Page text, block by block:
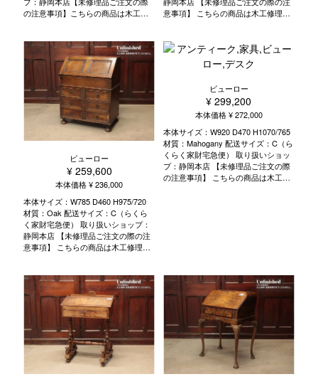
の注意事項】こちらの商品は木工修
ンティークの風合いは残し活かしな
がら、古い塗装・汚れなど下地を調
整して再塗装いたします。木工修
理・塗装修理には3から5週間程度い
ただいております。生地の張替や塗
装色の変更、また通常工程以外の特
殊リペア・加工などをご希望の場合
は別途ご相談ください。※その際、追
加料金が発生する場合がございま
来ないものもございます。静岡本
店・東京目黒店へお気軽にお問い合
わせくださいませ。こちらのビュー
物語 種類 選ぶポイント 使い方 活用
術 修理のポイント お手入れ方法
意事項】 こちらの商品は木工修理・
ークの風合いは残し活かしながら、
古い塗装・汚れなど下地を調整して
再塗装いたします。 木工修理・塗装
更、また通常工程以外の特殊リペ
ア・加工などをご希望の場合は別途
ご相談ください。 ※その際、追加料
金が発生する場合がございます。 ま
た、商品によっては修理が出来ない
ものもございます。 静岡本店・東京
目黒店へお気軽にお問い合わせくだ
さいませ。 こちらのビューローのご
ビューロー
¥ 259,600
本体価格 ¥ 236,000
本体サイズ：W785 D460 H975/720
材質：Oak 配送サイズ：C（らくら
く家財宅急便） 取り扱いショップ：
静岡本店 【未修理品ご注文の際の注
意事項】 こちらの商品は木工修理・
ークの風合いは残し活かしながら、
古い塗装・汚れなど下地を調整して
再塗装いたします。 木工修理・塗装
修理には3から5週間程度いただいて
おります。 生地の張替や塗装色の変
更、また通常工程以外の特殊リペ
ア・加工などをご希望の場合は別途
ご相談ください。 ※その際、追加料
金が発生する場合がございます。 ま
ビューロー
¥ 299,200
本体価格 ¥ 272,000
本体サイズ：W920 D470 H1070/765
材質：Mahogany 配送サイズ：C（ら
くらく家財宅急便） 取り扱いショッ
プ：静岡本店 【未修理品ご注文の際
の注意事項】 こちらの商品は木工修
殊リペア・加工などをご希望の場合
は別途ご相談ください。 ※その際、
追加料金が発生する場合がございま
来ないものもございます。 静岡本
店・東京目黒店へお気軽にお問い合
わせくださいませ。 こちらのビュー
ローのご案内 ビューローとは 歴史と
物語 種類 選ぶポイント 使い方 活用